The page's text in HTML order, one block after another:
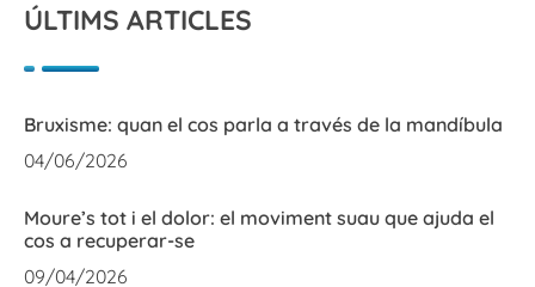
ÚLTIMS ARTICLES
Bruxisme: quan el cos parla a través de la mandíbula
04/06/2026
Moure’s tot i el dolor: el moviment suau que ajuda el
cos a recuperar-se
09/04/2026